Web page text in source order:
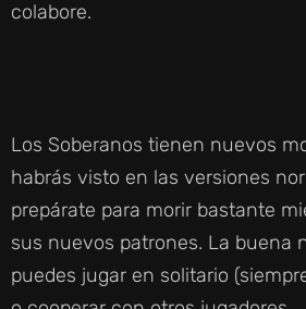
colabore.
Los Soberanos tienen nuevos
habrás visto en las versiones
prepárate para morir bastante
sus nuevos patrones. La buena
puedes jugar en solitario